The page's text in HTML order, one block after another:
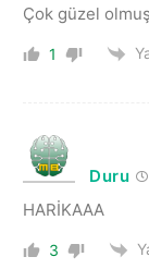
Çok güzel
1
Duru
HARİKAAA
3